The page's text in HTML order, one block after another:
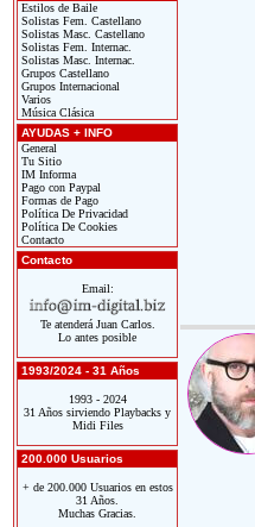
Estilos de Baile
Solistas Fem. Castellano
Solistas Masc. Castellano
Solistas Fem. Internac.
Solistas Masc. Internac.
Grupos Castellano
Grupos Internacional
Varios
Música Clásica
AYUDAS + INFO
General
Tu Sitio
IM Informa
Pago con Paypal
Formas de Pago
Política De Privacidad
Política De Cookies
Contacto
Contacto
Email:
Te atenderá Juan Carlos.
Lo antes posible
1993/2024 - 31 Años
1993 - 2024
31 Años sirviendo Playbacks y
Midi Files
200.000 Usuarios
+ de 200.000 Usuarios en estos
31 Años.
Muchas Gracias.